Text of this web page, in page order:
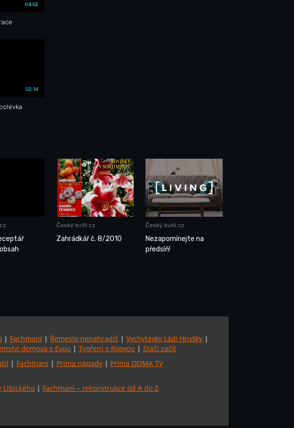
04:52
02:14
Český kutil.cz
Zahrádkář č. 8/2010
Český kutil.cz
Nezapomínejte na
předsíň!
| Fachmani | Řemeslo nenahradíš | Vychytávky Ládi Hrušky |
domova s Evou | Tvoření s Rooyou | Stačí začít
| Fachmani | Prima nápady | Prima DOMA TV
Libického | Fachmani – rekonstrukce od A do Z